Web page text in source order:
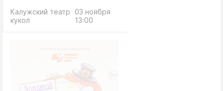
03 ноября
13:00
Калужский театр
кукол